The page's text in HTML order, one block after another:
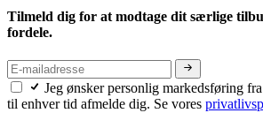
Tilmeld dig for at modtage dit særlige
fordele.
Jeg ønsker personlig markedsføring
til enhver tid afmelde dig. Se vores